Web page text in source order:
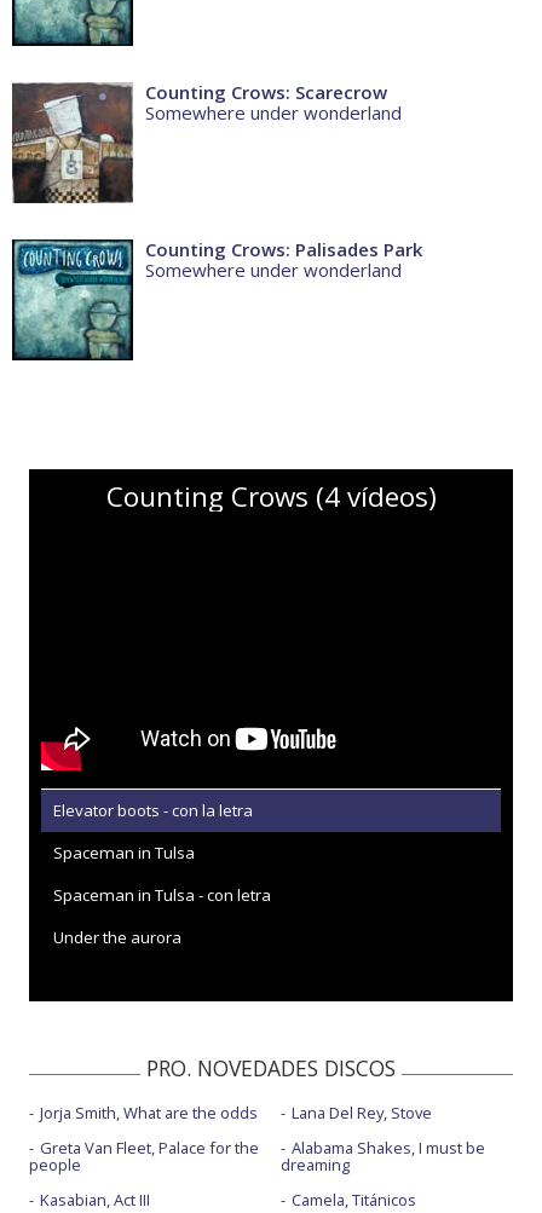
Counting Crows: Scarecrow
Somewhere under wonderland
Counting Crows: Palisades Park
Somewhere under wonderland
Counting Crows (4 vídeos)
Elevator boots - con la letra
Spaceman in Tulsa
Spaceman in Tulsa - con letra
Under the aurora
PRO. NOVEDADES DISCOS
Jorja Smith, What are the odds
Greta Van Fleet, Palace for the
people
Kasabian, Act III
Lana Del Rey, Stove
Alabama Shakes, I must be
dreaming
Camela, Titánicos